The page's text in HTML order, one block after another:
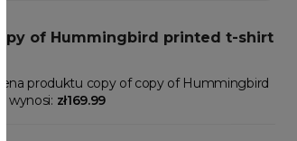
of Hummingbird printed t-shirt
produktu copy of copy of Hummingbird
wynosi: zł169.99